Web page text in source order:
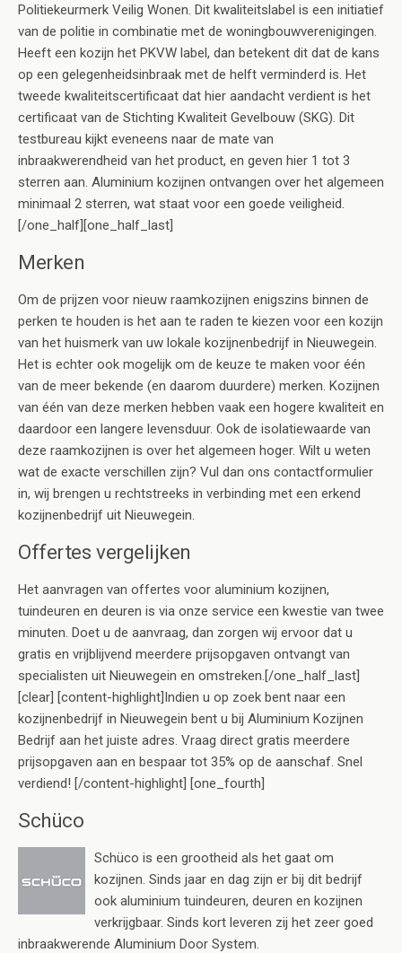
Politiekeurmerk Veilig Wonen. Dit kwaliteitslabel is een initiatief
van de politie in combinatie met de woningbouwverenigingen.
Heeft een kozijn het PKVW label, dan betekent dit dat de kans
op een gelegenheidsinbraak met de helft verminderd is. Het
tweede kwaliteitscertificaat dat hier aandacht verdient is het
certificaat van de Stichting Kwaliteit Gevelbouw (SKG). Dit
testbureau kijkt eveneens naar de mate van
inbraakwerendheid van het product, en geven hier 1 tot 3
sterren aan. Aluminium kozijnen ontvangen over het algemeen
minimaal 2 sterren, wat staat voor een goede veiligheid.
[/one_half][one_half_last]
Merken
Om de prijzen voor nieuw raamkozijnen enigszins binnen de
perken te houden is het aan te raden te kiezen voor een kozijn
van het huismerk van uw lokale kozijnenbedrijf in Nieuwegein.
Het is echter ook mogelijk om de keuze te maken voor één
van de meer bekende (en daarom duurdere) merken. Kozijnen
van één van deze merken hebben vaak een hogere kwaliteit en
daardoor een langere levensduur. Ook de isolatiewaarde van
deze raamkozijnen is over het algemeen hoger. Wilt u weten
wat de exacte verschillen zijn? Vul dan ons contactformulier
in, wij brengen u rechtstreeks in verbinding met een erkend
kozijnenbedrijf uit Nieuwegein.
Offertes vergelijken
Het aanvragen van offertes voor aluminium kozijnen,
tuindeuren en deuren is via onze service een kwestie van twee
minuten. Doet u de aanvraag, dan zorgen wij ervoor dat u
gratis en vrijblijvend meerdere prijsopgaven ontvangt van
specialisten uit Nieuwegein en omstreken.[/one_half_last]
[clear] [content-highlight]Indien u op zoek bent naar een
kozijnenbedrijf in Nieuwegein bent u bij Aluminium Kozijnen
Bedrijf aan het juiste adres. Vraag direct gratis meerdere
prijsopgaven aan en bespaar tot 35% op de aanschaf. Snel
verdiend! [/content-highlight] [one_fourth]
Schüco
Schüco is een grootheid als het gaat om
kozijnen. Sinds jaar en dag zijn er bij dit bedrijf
ook aluminium tuindeuren, deuren en kozijnen
verkrijgbaar. Sinds kort leveren zij het zeer goed
inbraakwerende Aluminium Door System.